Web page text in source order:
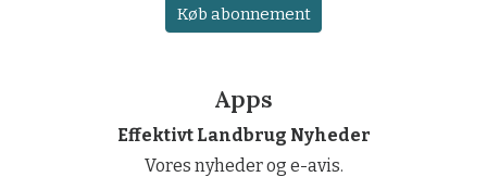
Køb abonnement
Apps
Effektivt Landbrug Nyheder
Vores nyheder og e-avis.